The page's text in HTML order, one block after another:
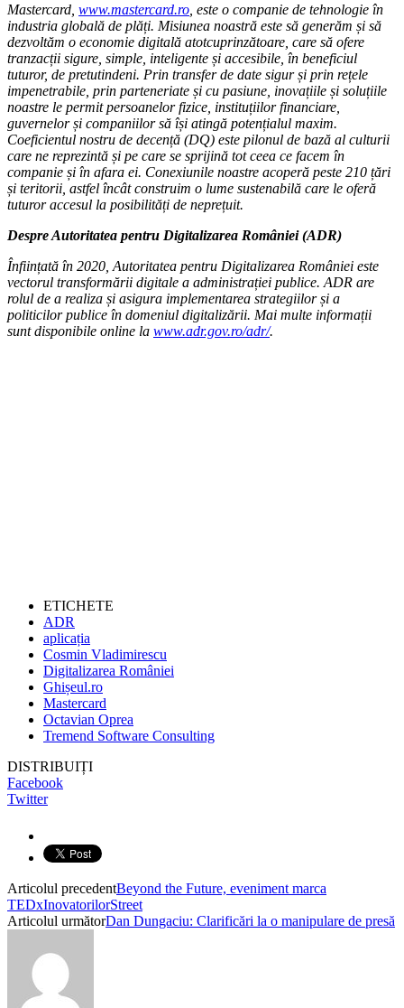
Mastercard, www.mastercard.ro , este o companie de tehnologie în
industria globală de plăți. Misiunea noastră este să generăm și să
dezvoltăm o economie digitală atotcuprinzătoare, care să ofere
tranzacții sigure, simple, inteligente și accesibile, în beneficiul
tuturor, de pretutindeni. Prin transfer de date sigur și prin rețele
impenetrabile, prin parteneriate și cu pasiune, inovațiile și soluțiile
noastre le permit persoanelor fizice, instituțiilor financiare,
guvernelor și companiilor să își atingă potențialul maxim.
Coeficientul nostru de decență (DQ) este pilonul de bază al culturii
care ne reprezintă și pe care se sprijină tot ceea ce facem în
companie și în afara ei. Conexiunile noastre acoperă peste 210 țări
și teritorii, astfel încât construim o lume sustenabilă care le oferă
tuturor accesul la posibilități de neprețuit.
Despre Autoritatea pentru Digitalizarea României (ADR)
Înființată în 2020, Autoritatea pentru Digitalizarea României este
vectorul transformării digitale a administrației publice. ADR are
rolul de a realiza și asigura implementarea strategiilor și a
politicilor publice în domeniul digitalizării. Mai multe informații
sunt disponibile online la www.adr.gov.ro/adr/.
ETICHETE
ADR
aplicația
Cosmin Vladimirescu
Digitalizarea României
Ghișeul.ro
Mastercard
Octavian Oprea
Tremend Software Consulting
DISTRIBUIȚI
Facebook
Twitter
Articolul precedentBeyond the Future, eveniment marca
TEDxInovatorilorStreet
Articolul următorDan Dungaciu: Clarificări la o manipulare de presă